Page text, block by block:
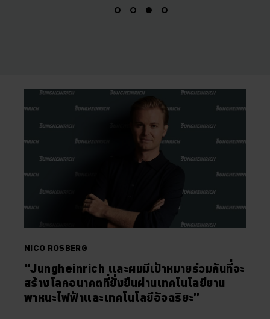
NICO ROSBERG
“Jungheinrich และผมมีเป้าหมายร่วมกันที่จะ
สร้างโลกอนาคตที่ยั่งยืนผ่านเทคโนโลยียาน
พาหนะไฟฟ้าและเทคโนโลยีอัจฉริยะ”